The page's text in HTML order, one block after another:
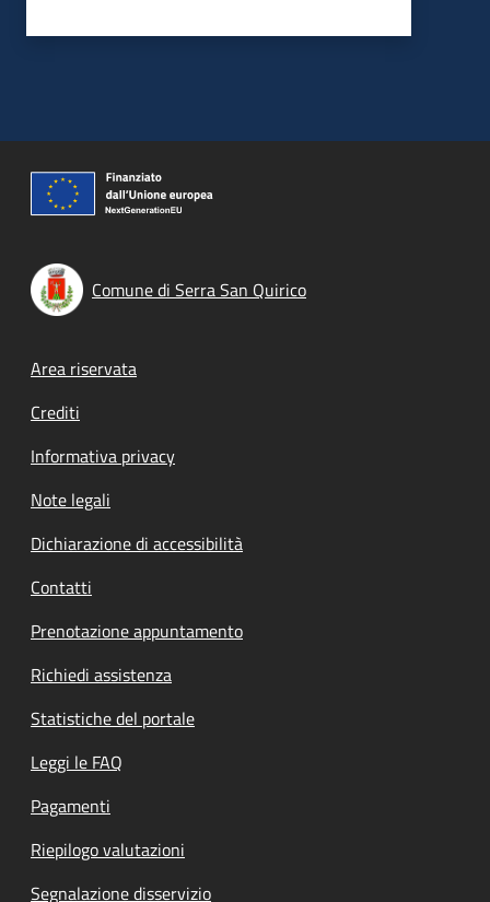
Comune di Serra San Quirico
Footer menu
Area riservata
Crediti
Informativa privacy
Note legali
Dichiarazione di accessibilità
Contatti
Prenotazione appuntamento
Richiedi assistenza
Statistiche del portale
Leggi le FAQ
Pagamenti
Riepilogo valutazioni
Segnalazione disservizio